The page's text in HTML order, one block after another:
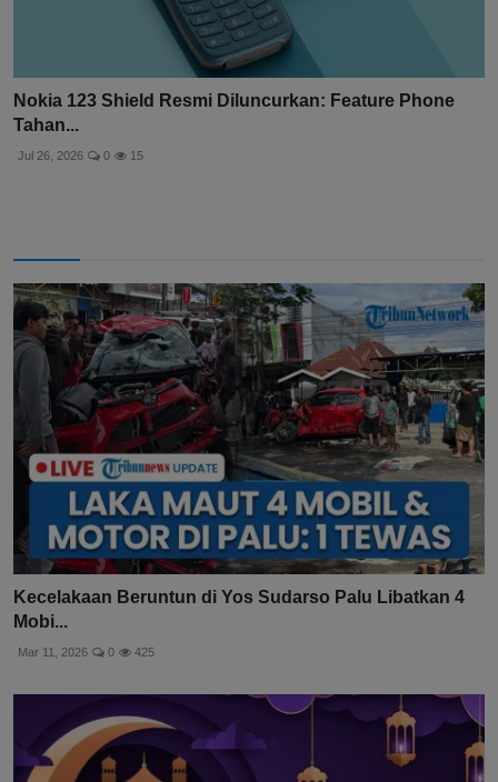
Nokia 123 Shield Resmi Diluncurkan: Feature Phone
Tahan...
Jul 26, 2026 0 15
Kecelakaan Beruntun di Yos Sudarso Palu Libatkan 4
Mobi...
Mar 11, 2026 0 425